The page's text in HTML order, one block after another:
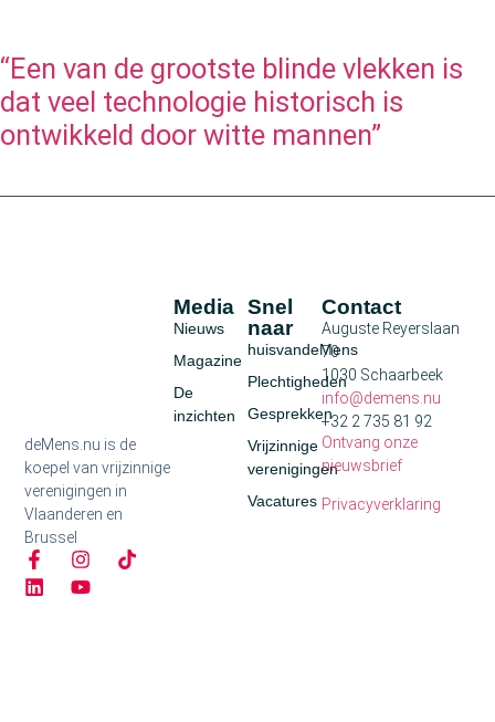
“Een van de grootste blinde vlekken is
dat veel technologie historisch is
ontwikkeld door witte mannen”
deMens.nu is de
koepel van vrijzinnige
verenigingen in
Vlaanderen en
Brussel
Snel
naar
huisvandeMens
Plechtigheden
Gesprekken
Vrijzinnige
verenigingen
Vacatures
Media
Nieuws
Magazine
De
inzichten
Contact
Auguste Reyerslaan
70
1030 Schaarbeek
info@demens.nu
+32 2 735 81 92
Ontvang onze
nieuwsbrief
Privacyverklaring